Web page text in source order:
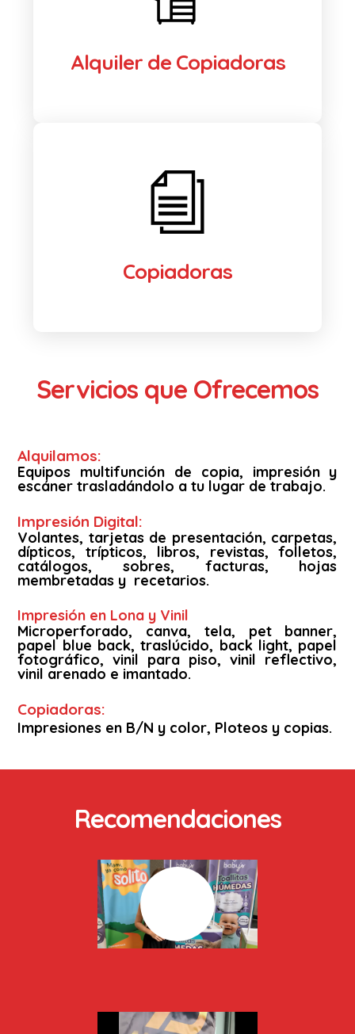
Alquiler de Copiadoras
Copiadoras
Servicios que Ofrecemos
Alquilamos:
Equipos multifunción de copia, impresión y
escáner trasladándolo a tu lugar de trabajo.
Impresión Digital:
Volantes, tarjetas de presentación, carpetas,
dípticos, trípticos, libros, revistas, folletos,
catálogos, sobres, facturas, hojas
membretadas y recetarios.
Impresión en Lona y Vinil
Microperforado, canva, tela, pet banner,
papel blue back, traslúcido, back light, papel
fotográfico, vinil para piso, vinil reflectivo,
vinil arenado e imantado.
Copiadoras:
Impresiones en B/N y color, Ploteos y copias.
Recomendaciones